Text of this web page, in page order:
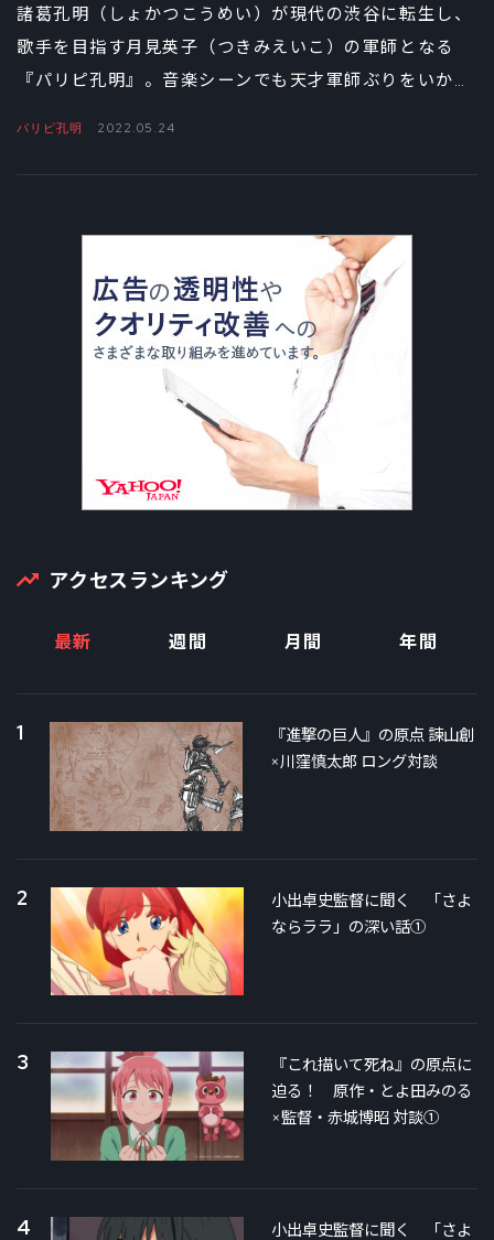
諸葛孔明（しょかつこうめい）が現代の渋谷に転生し、
歌手を目指す月見英子（つきみえいこ）の軍師となる
『パリピ孔明』。音楽シーンでも天才軍師ぶりをいかん
パリピ孔明 2022.05.24
アクセスランキング
最新 週間 月間 年間
1
『進撃の巨人』の原点 諫山創
×川窪慎太郎 ロング対談
2
小出卓史監督に聞く 「さよ
ならララ」の深い話①
3
『これ描いて死ね』の原点に
迫る！ 原作・とよ田みのる
×監督・赤城博昭 対談①
4 小出卓史監督に聞く 「さよ